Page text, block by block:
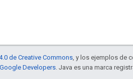
de Creative Commons, y los ejemplos de
Developers. Java es una marca